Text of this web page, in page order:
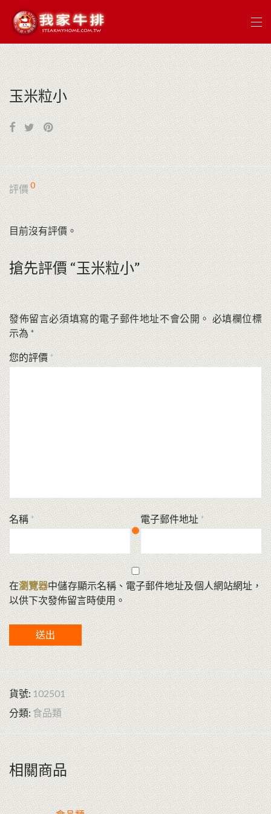
玉米粒小
評價 0
目前沒有評價。
搶先評價 “玉米粒小”
發佈留言必須填寫的電子郵件地址不會公開。 必填欄位標
示為 *
您的評價 *
名稱 * 電子郵件地址 *
在瀏覽器中儲存顯示名稱、電子郵件地址及個人網站網址，
以供下次發佈留言時使用。
貨號: 102501
分類: 食品類
相關商品